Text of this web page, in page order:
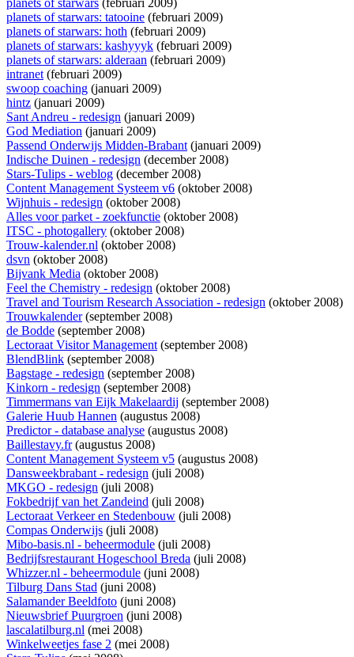
planets of starwars (februari 2009)
planets of starwars: tatooine (februari 2009)
planets of starwars: hoth (februari 2009)
planets of starwars: kashyyyk (februari 2009)
planets of starwars: alderaan (februari 2009)
intranet(februari 2009)
swoop coaching (januari 2009)
hintz (januari 2009)
Sant Andreu - redesign (januari 2009)
God Mediation (januari 2009)
Passend Onderwijs Midden-Brabant(januari 2009)
Indische Duinen - redesign (december 2008)
Stars-Tulips - weblog (december 2008)
Content Management Systeem v6 (oktober 2008)
Wijnhuis - redesign (oktober 2008)
Alles voor parket - zoekfunctie (oktober 2008)
ITSC - photogallery (oktober 2008)
Trouw-kalender.nl (oktober 2008)
dsvn (oktober 2008)
Bijvank Media (oktober 2008)
Feel the Chemistry - redesign (oktober 2008)
Travel and Tourism Research Association - redesign (oktober 2008)
Trouwkalender(september 2008)
de Bodde (september 2008)
Lectoraat Visitor Management(september 2008)
BlendBlink (september 2008)
Bagstage - redesign (september 2008)
Kinkorn - redesign (september 2008)
Timmermans van Eijk Makelaardij (september 2008)
Galerie Huub Hannen (augustus 2008)
Predictor - database analyse (augustus 2008)
Baillestavy.fr(augustus 2008)
Content Management Systeem v5 (augustus 2008)
Dansweekbrabant - redesign (juli 2008)
MKGO - redesign (juli 2008)
Fokbedrijf van het Zandeind (juli 2008)
Lectoraat Verkeer en Stedenbouw (juli 2008)
Compas Onderwijs (juli 2008)
Mibo-basis.nl - beheermodule (juli 2008)
Bedrijfsrestaurant Hogeschool Breda (juli 2008)
Whizzer.nl - beheermodule (juni 2008)
Tilburg Dans Stad (juni 2008)
Salamander Beeldfoto (juni 2008)
Nieuwsbrief Puurgroen (juni 2008)
lascalatilburg.nl (mei 2008)
Winkelweetjes fase 2 (mei 2008)